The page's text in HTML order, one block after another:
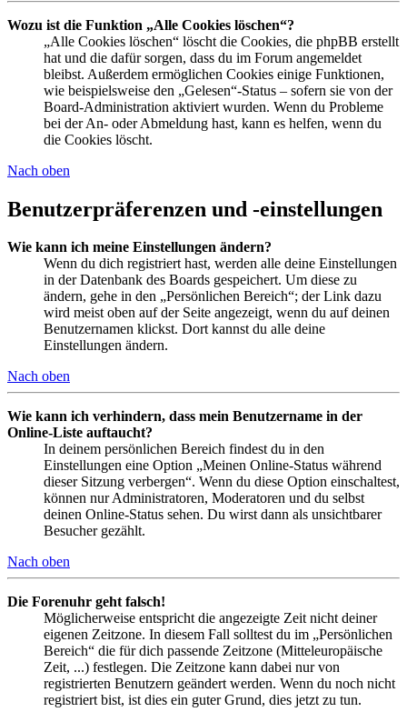
Wozu ist die Funktion „Alle Cookies löschen“?
„Alle Cookies löschen“ löscht die Cookies, die phpBB erstellt
hat und die dafür sorgen, dass du im Forum angemeldet
bleibst. Außerdem ermöglichen Cookies einige Funktionen,
wie beispielsweise den „Gelesen“-Status – sofern sie von der
Board-Administration aktiviert wurden. Wenn du Probleme
bei der An- oder Abmeldung hast, kann es helfen, wenn du
die Cookies löscht.
Nach oben
Benutzerpräferenzen und -einstellungen
Wie kann ich meine Einstellungen ändern?
Wenn du dich registriert hast, werden alle deine Einstellungen
in der Datenbank des Boards gespeichert. Um diese zu
ändern, gehe in den „Persönlichen Bereich“; der Link dazu
wird meist oben auf der Seite angezeigt, wenn du auf deinen
Benutzernamen klickst. Dort kannst du alle deine
Einstellungen ändern.
Nach oben
Wie kann ich verhindern, dass mein Benutzername in der
Online-Liste auftaucht?
In deinem persönlichen Bereich findest du in den
Einstellungen eine Option „Meinen Online-Status während
dieser Sitzung verbergen“. Wenn du diese Option einschaltest,
können nur Administratoren, Moderatoren und du selbst
deinen Online-Status sehen. Du wirst dann als unsichtbarer
Besucher gezählt.
Nach oben
Die Forenuhr geht falsch!
Möglicherweise entspricht die angezeigte Zeit nicht deiner
eigenen Zeitzone. In diesem Fall solltest du im „Persönlichen
Bereich“ die für dich passende Zeitzone (Mitteleuropäische
Zeit, ...) festlegen. Die Zeitzone kann dabei nur von
registrierten Benutzern geändert werden. Wenn du noch nicht
registriert bist, ist dies ein guter Grund, dies jetzt zu tun.